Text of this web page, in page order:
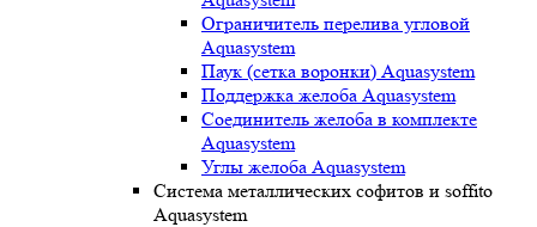
Ограничитель перелива угловой
Aquasystem
Паук (сетка воронки) Aquasystem
Поддержка желоба Aquasystem
Соединитель желоба в комплекте
Aquasystem
Углы желоба Aquasystem
Система металлических софитов и soffito
Aquasystem